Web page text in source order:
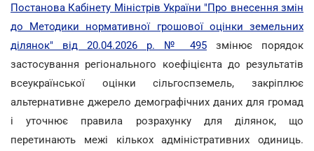
Постанова Кабінету Міністрів України "Про внесення змін
до Методики нормативної грошової оцінки земельних
ділянок" від 20.04.2026 р. № 495 змінює порядок
застосування регіонального коефіцієнта до результатів
всеукраїнської оцінки сільгоспземель, закріплює
альтернативне джерело демографічних даних для громад
і уточнює правила розрахунку для ділянок, що
перетинають межі кількох адміністративних одиниць.